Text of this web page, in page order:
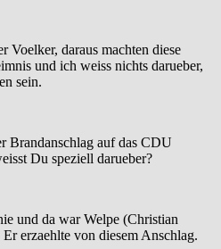
Voelker, daraus machten diese
und ich weiss nichts darueber,
sein.
Brandanschlag auf das CDU
Du speziell darueber?
und da war Welpe (Christian
erzaehlte von diesem Anschlag.